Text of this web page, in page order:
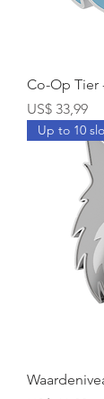
Co-Op Tier
Prijs
US$ 33,99
Up to 10